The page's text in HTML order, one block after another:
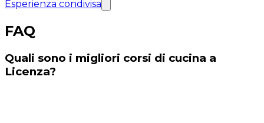
Esperienza condivisa
FAQ
Quali sono i migliori corsi di cucina a
Licenza?